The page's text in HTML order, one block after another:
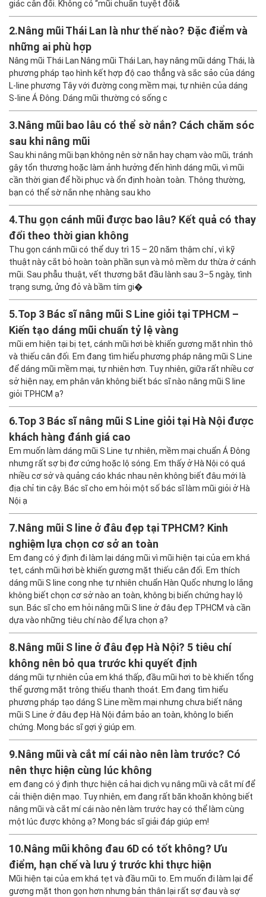
giác cân đối. Không có “mũi chuẩn tuyệt đối&
2.Nâng mũi Thái Lan là như thế nào? Đặc điểm và
những ai phù hợp
Nâng mũi Thái Lan Nâng mũi Thái Lan, hay nâng mũi dáng Thái, là
phương pháp tạo hình kết hợp độ cao thẳng và sắc sảo của dáng
L-line phương Tây với đường cong mềm mại, tự nhiên của dáng
S-line Á Đông. Dáng mũi thường có sống c
3.Nâng mũi bao lâu có thể sờ nắn? Cách chăm sóc
sau khi nâng mũi
Sau khi nâng mũi bạn không nên sờ nắn hay chạm vào mũi, tránh
gây tổn thương hoặc làm ảnh hưởng đến hình dáng mũi, vì mũi
cần thời gian để hồi phục và ổn định hoàn toàn. Thông thường,
bạn có thể sờ nắn nhẹ nhàng sau kho
4.Thu gọn cánh mũi được bao lâu? Kết quả có thay
đổi theo thời gian không
Thu gọn cánh mũi có thể duy trì 15 – 20 năm thậm chí , vì kỹ
thuật này cắt bỏ hoàn toàn phần sụn và mô mềm dư thừa ở cánh
mũi. Sau phẫu thuật, vết thương bắt đầu lành sau 3–5 ngày, tình
trạng sưng, ửng đỏ và bầm tím gi�
5.Top 3 Bác sĩ nâng mũi S Line giỏi tại TPHCM –
Kiến tạo dáng mũi chuẩn tỷ lệ vàng
mũi em hiện tại bị tẹt, cánh mũi hơi bè khiến gương mặt nhìn thô
và thiếu cân đối. Em đang tìm hiểu phương pháp nâng mũi S Line
để dáng mũi mềm mại, tự nhiên hơn. Tuy nhiên, giữa rất nhiều cơ
sở hiện nay, em phân vân không biết bác sĩ nào nâng mũi S line
giỏi TPHCM ạ?
6.Top 3 Bác sĩ nâng mũi S Line giỏi tại Hà Nội được
khách hàng đánh giá cao
Em muốn làm dáng mũi S Line tự nhiên, mềm mại chuẩn Á Đông
nhưng rất sợ bị đơ cứng hoặc lộ sóng. Em thấy ở Hà Nội có quá
nhiều cơ sở và quảng cáo khác nhau nên không biết đâu mới là
địa chỉ tin cậy. Bác sĩ cho em hỏi một số bác sĩ làm mũi giỏi ở Hà
Nội ạ
7.Nâng mũi S line ở đâu đẹp tại TPHCM? Kinh
nghiệm lựa chọn cơ sở an toàn
Em đang có ý định đi làm lại dáng mũi vì mũi hiện tại của em khá
tẹt, cánh mũi hơi bè khiến gương mặt thiếu cân đối. Em thích
dáng mũi S line cong nhẹ tự nhiên chuẩn Hàn Quốc nhưng lo lắng
không biết chọn cơ sở nào an toàn, không bị biến chứng hay lộ
sụn. Bác sĩ cho em hỏi nâng mũi S line ở đâu đẹp TPHCM và cần
dựa vào những tiêu chí nào để lựa chọn ạ?
8.Nâng mũi S line ở đâu đẹp Hà Nội? 5 tiêu chí
không nên bỏ qua trước khi quyết định
dáng mũi tự nhiên của em khá thấp, đầu mũi hơi to bè khiến tổng
thể gương mặt trông thiếu thanh thoát. Em đang tìm hiểu
phương pháp tạo dáng S Line mềm mại nhưng chưa biết nâng
mũi S Line ở đâu đẹp Hà Nội đảm bảo an toàn, không lo biến
chứng. Mong bác sĩ gợi ý giúp em.
9.Nâng mũi và cắt mí cái nào nên làm trước? Có
nên thực hiện cùng lúc không
em đang có ý định thực hiện cả hai dịch vụ nâng mũi và cắt mí để
cải thiện diện mạo. Tuy nhiên, em đang rất băn khoăn không biết
nâng mũi và cắt mí cái nào nên làm trước hay có thể làm cùng
một lúc được không ạ? Mong bác sĩ giải đáp giúp em!
10.Nâng mũi không đau 6D có tốt không? Ưu
điểm, hạn chế và lưu ý trước khi thực hiện
Mũi hiện tại của em khá tẹt và đầu mũi to. Em muốn đi làm lại để
gương mặt thon gọn hơn nhưng bản thân lại rất sợ đau và sợ